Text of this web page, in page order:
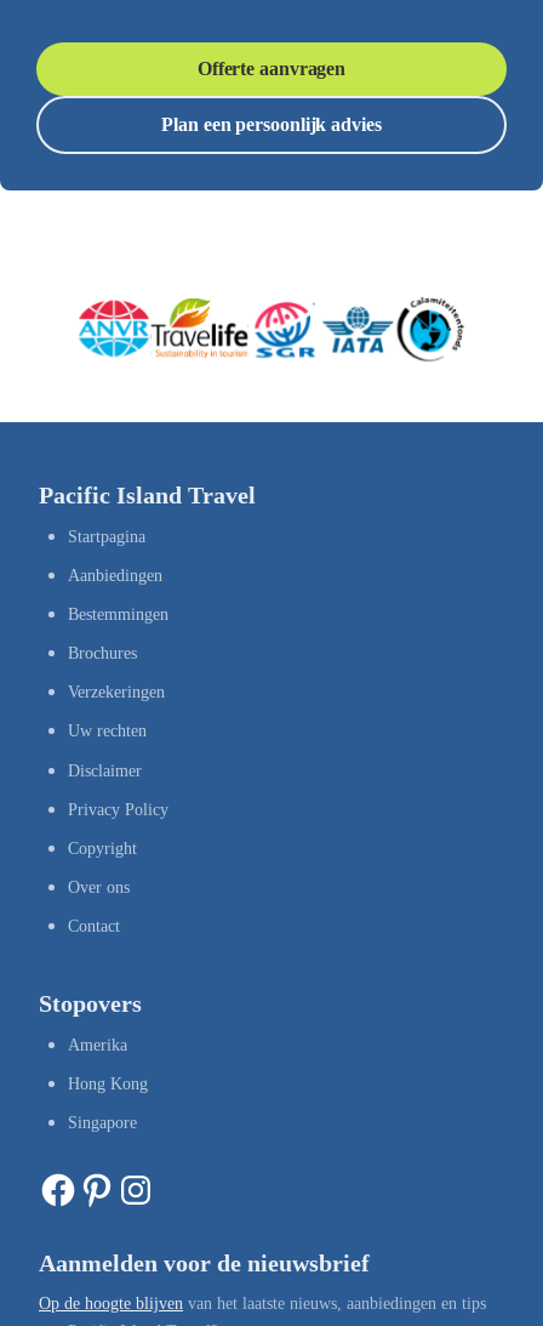
Offerte aanvragen
Plan een persoonlijk advies
Pacific Island Travel
Startpagina
Aanbiedingen
Bestemmingen
Brochures
Verzekeringen
Uw rechten
Disclaimer
Privacy Policy
Copyright
Over ons
Contact
Stopovers
Amerika
Hong Kong
Singapore
Facebook Pinterest Instagram
Aanmelden voor de nieuwsbrief
Op de hoogte blijven van het laatste nieuws, aanbiedingen en tips